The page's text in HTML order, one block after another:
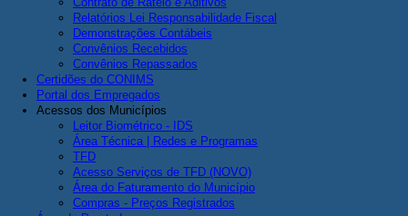
Relatórios Lei Responsabilidade Fiscal
Demonstrações Contábeis
Convênios Recebidos
Convênios Repassados
Certidões do CONIMS
Portal dos Empregados
Acessos dos Municípios
Leitor Biométrico - IDS
Área Técnica | Redes e Programas
TFD
Acesso Serviços de TFD (NOVO)
Área do Faturamento do Município
Compras - Preços Registrados